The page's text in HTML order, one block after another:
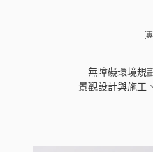
[
無障礙環境規
景觀設計與施工